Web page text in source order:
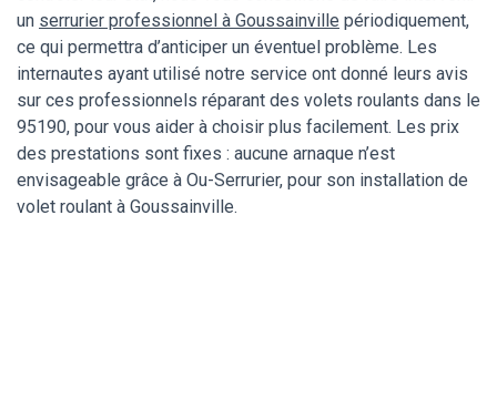
un serrurier professionnel à Goussainville périodiquement,
ce qui permettra d’anticiper un éventuel problème. Les
internautes ayant utilisé notre service ont donné leurs avis
sur ces professionnels réparant des volets roulants dans le
95190, pour vous aider à choisir plus facilement. Les prix
des prestations sont fixes : aucune arnaque n’est
envisageable grâce à Ou-Serrurier, pour son installation de
volet roulant à Goussainville.